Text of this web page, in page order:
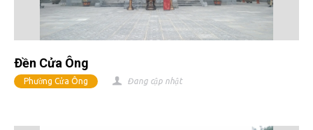
Ðền Cửa Ông
Phường Cửa Ông Đang cập nhật